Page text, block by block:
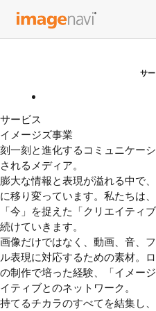
サ
サービス
イメージズ事業
刻一刻と進化するコミュニケー
されるメディア。
膨大な情報と表現が溢れる中で
に移り変っています。私たちは
「今」を捉えた「クリエイティ
続けていきます。
画像だけではなく、動画、音、
ル表現に対応するための素材。
の制作で培った経験、「イメー
イティブとのネットワーク。
持てるチカラのすべてを結集し